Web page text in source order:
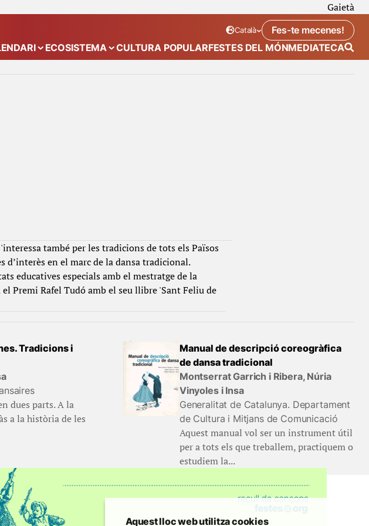
Gaietà
Idioma seleccionat:
Català
. Canviar idiomaFes-te mecenes!
Mostra el submenú de “Calendari”
ECOSISTEMA Mostra el submenú de “Ecosistema”
CULTURA POPULARFESTES DEL MÓNMEDIATECA
també per les tradicions de tots els Països
d’interès en el marc de la dansa tradicional.
educatives especials amb el mestratge de la
Premi Rafel Tudó amb el seu llibre 'Sant Feliu de
Tradicions i
dues parts. A la
a la història de les
Manual de descripció coreogràfica
de dansa tradicional
Montserrat Garrich i Ribera, Núria
Vinyoles i Insa
Generalitat de Catalunya. Departament
de Cultura i Mitjans de Comunicació
Aquest manual vol ser un instrument útil
per a tots els que treballem, practiquem o
estudiem la...
Aquest lloc web utilitza cookies